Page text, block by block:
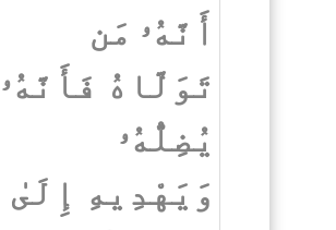
أَنَّهُۥ مَن
تَوَلَّاهُ فَأَنَّهُۥ
يُضِلُّهُۥ
وَيَهْدِيهِ إِلَىٰ